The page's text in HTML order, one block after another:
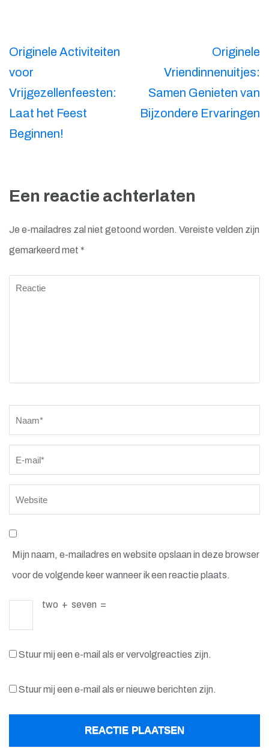
Berichtnavigatie
Originele Activiteiten
voor
Vrijgezellenfeesten:
Laat het Feest
Beginnen!
Originele
Vriendinnenuitjes:
Samen Genieten van
Bijzondere Ervaringen
Een reactie achterlaten
Je e-mailadres zal niet getoond worden. Vereiste velden zijn
gemarkeerd met *
Reactie
Mijn naam, e-mailadres en website opslaan in deze browser
voor de volgende keer wanneer ik een reactie plaats.
two + seven =
Stuur mij een e-mail als er vervolgreacties zijn.
Stuur mij een e-mail als er nieuwe berichten zijn.